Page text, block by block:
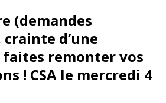
(demandes
d’une
remonter vos
! CSA le mercredi 4